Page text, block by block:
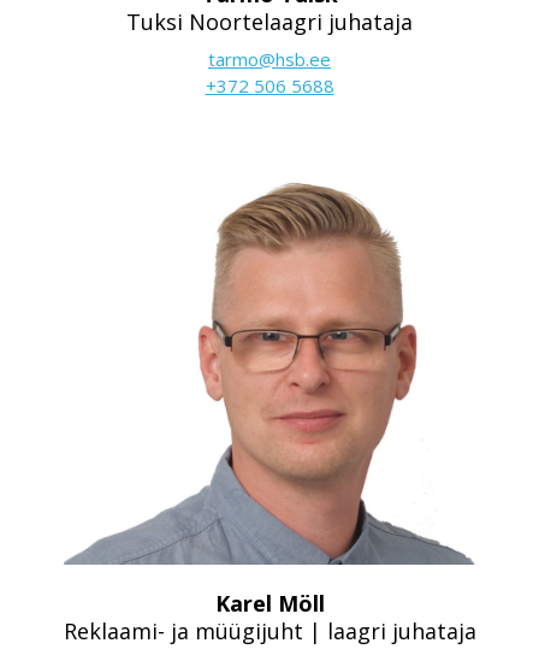
Tuksi Noortelaagri juhataja
tarmo@hsb.ee
+372 506 5688
Karel Möll
Reklaami- ja müügijuht | laagri juhataja